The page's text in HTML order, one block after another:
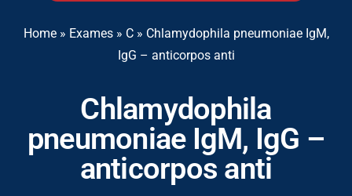
Home» Exames» C» Chlamydophila pneumoniae IgM,
IgG – anticorpos anti
Chlamydophila
pneumoniae IgM, IgG –
anticorpos anti